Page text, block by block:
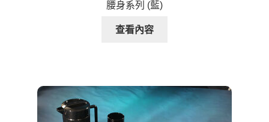
腰身系列 (藍)
查看內容